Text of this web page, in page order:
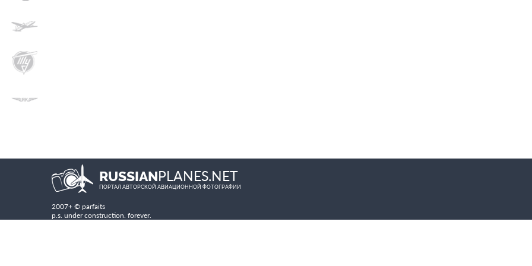
RUSSIANPLANES.NET
ПОРТАЛ АВТОРСКОЙ АВИАЦИОННОЙ ФОТОГРАФИИ
2007+ © parfaits
p.s. under construction. forever.